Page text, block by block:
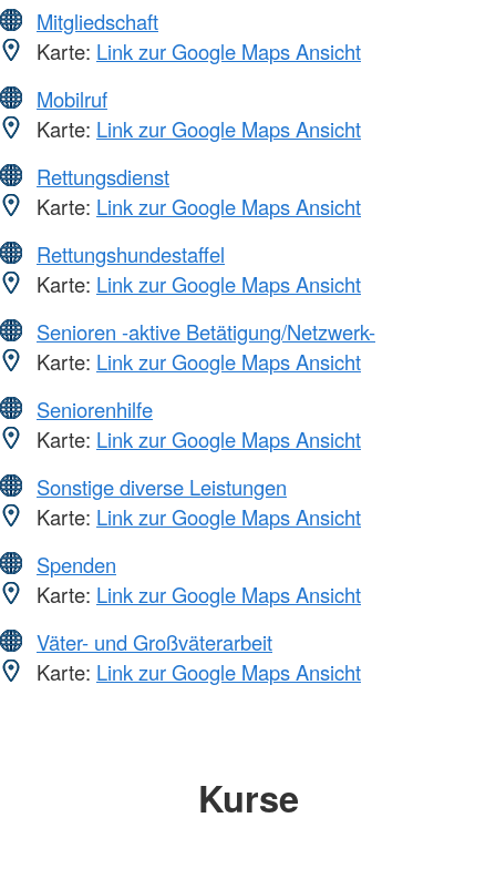
Mitgliedschaft
Karte: Link zur Google Maps Ansicht
Mobilruf
Karte: Link zur Google Maps Ansicht
Rettungsdienst
Karte: Link zur Google Maps Ansicht
Rettungshundestaffel
Karte: Link zur Google Maps Ansicht
Senioren -aktive Betätigung/Netzwerk-
Karte: Link zur Google Maps Ansicht
Seniorenhilfe
Karte: Link zur Google Maps Ansicht
Sonstige diverse Leistungen
Karte: Link zur Google Maps Ansicht
Spenden
Karte: Link zur Google Maps Ansicht
Väter- und Großväterarbeit
Karte: Link zur Google Maps Ansicht
Kurse